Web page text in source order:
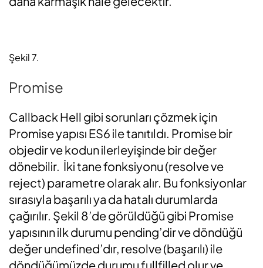
Şekil 7.
Promise
Callback Hell gibi sorunları çözmek için
Promise yapısı ES6 ile tanıtıldı. Promise bir
objedir ve kodun ilerleyişinde bir değer
dönebilir. İki tane fonksiyonu (resolve ve
reject) parametre olarak alır. Bu fonksiyonlar
sırasıyla başarılı ya da hatalı durumlarda
çağırılır. Şekil 8’de görüldüğü gibi Promise
yapısının ilk durumu pending’dir ve döndüğü
değer undefined’dır, resolve (başarılı) ile
döndüğümüzde durumu fullfilled olur ve